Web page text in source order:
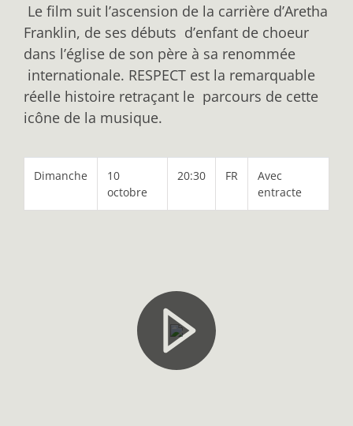
Le film suit l’ascension de la carrière d’Aretha
Franklin, de ses débuts d’enfant de choeur
dans l’église de son père à sa renommée
internationale. RESPECT est la remarquable
réelle histoire retraçant le parcours de cette
icône de la musique.
Dimanche
10
octobre
20:30 FR
Avec
entracte